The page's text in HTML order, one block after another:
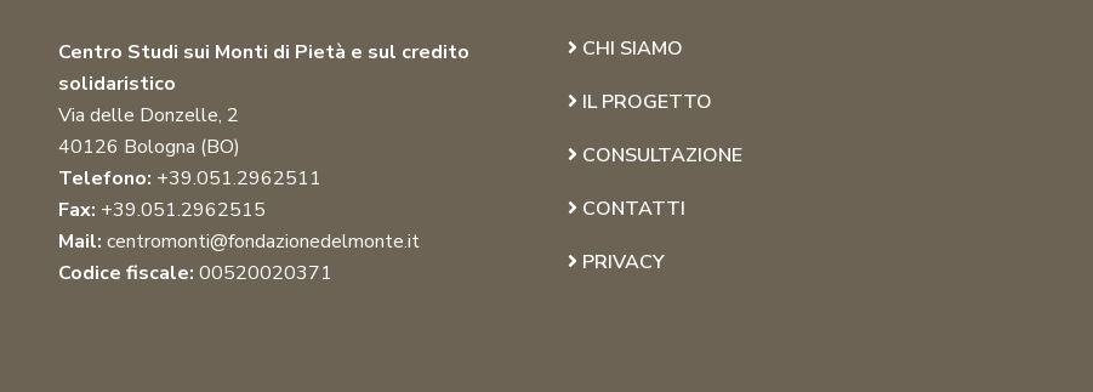
Centro Studi sui Monti di Pietà e sul credito
solidaristico
Via delle Donzelle, 2
40126 Bologna (BO)
Telefono: +39.051.2962511
Fax: +39.051.2962515
Mail: centromonti@fondazionedelmonte.it
Codice fiscale: 00520020371
CHI SIAMO
IL PROGETTO
CONSULTAZIONE
CONTATTI
PRIVACY